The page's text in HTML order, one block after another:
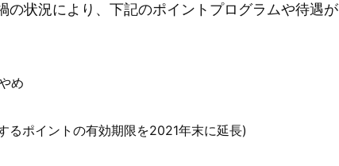
の状況により、下記のポイントプログラムや待遇が
め
ポイントの有効期限を2021年末に延長)